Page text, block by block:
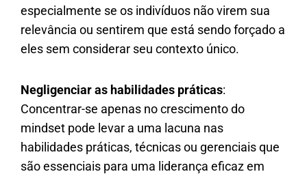
especialmente se os indivíduos não virem sua
relevância ou sentirem que está sendo forçado a
eles sem considerar seu contexto único.
Negligenciar as habilidades práticas:
Concentrar-se apenas no crescimento do
mindset pode levar a uma lacuna nas
habilidades práticas, técnicas ou gerenciais que
são essenciais para uma liderança eficaz em